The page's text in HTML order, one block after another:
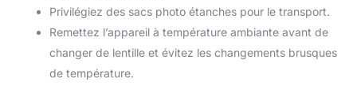
Privilégiez des sacs photo étanches pour le transport.
Remettez l’appareil à température ambiante avant de
changer de lentille et évitez les changements brusques
de température.